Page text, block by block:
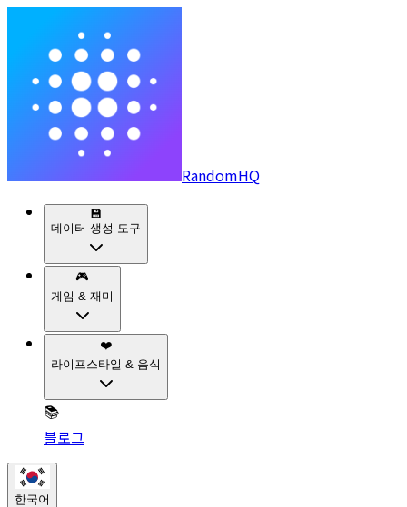
RandomHQ
💾
데이터 생성 도구
🎮
게임 & 재미
❤️
라이프스타일 & 음식
📚
블로그
한국어